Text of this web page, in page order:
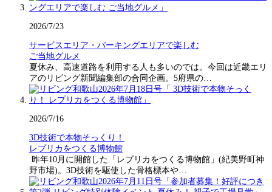
2026/7/23
サービスエリア・パーキングエリアで楽しむ
ご当地グルメ
夏休み、高速道路を利用する人も多いのでは。今回は近畿エリ
アのリビング新聞編集部の合同企画。5府県の…
2026/7/16
3D技術で本物そっくり！
レプリカをつくる博物館
昨年10月に開館した「レプリカをつくる博物館」(紀美野町神
野市場)。3D技術を駆使した骨格標本や…